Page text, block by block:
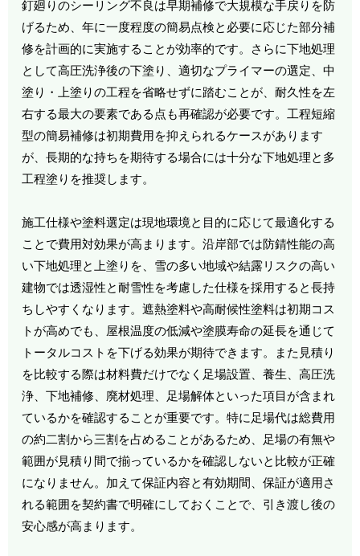
釘廻りのシーリング不良は早期補修で大規模な手戻りを防
げるため、年に一度程度の簡易点検と必要に応じた部分補
修を計画的に実施することが効率的です。さらに下地処理
として高圧洗浄後の下塗り、適切なプライマーの選定、中
塗り・上塗りの工程を省略せずに踏むことが、耐久性を左
右する最大の要素である点も再確認が必要です。工程短縮
型の簡易補修は初期費用を抑えられるケースがあります
が、長期的な持ちを期待する場合には十分な下地処理と多
工程塗りを推奨します。
施工仕様や塗料選定は現地環境と目的に応じて最適化する
ことで費用対効果が高まります。沿岸部では防錆性能の高
い下地処理と上塗りを、雪の多い地域や結露リスクの高い
建物では透湿性と耐雪性を考慮した仕様を採用すると長持
ちしやすくなります。遮熱塗料や高耐候性塗料は初期コス
トが高めでも、屋根温度の低減や塗膜寿命の延長を通じて
トータルコストを下げる効果が期待できます。また見積り
を比較する際は材料費だけでなく足場設置、養生、高圧洗
浄、下地補修、廃材処理、足場解体といった項目が含まれ
ているかを確認することが重要です。特に足場代は総費用
の約二割から三割を占めることがあるため、足場の有無や
範囲が見積り間で揃っているかを確認しないと比較が正確
になりません。加えて保証内容と有効期間、保証が適用さ
れる範囲を契約書で明確にしておくことで、引き渡し後の
安心感が高まります。